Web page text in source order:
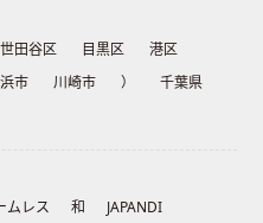
世田谷区 目黒区
港区
市 川崎市 ）
千葉県
ムレス 和
JAPANDI